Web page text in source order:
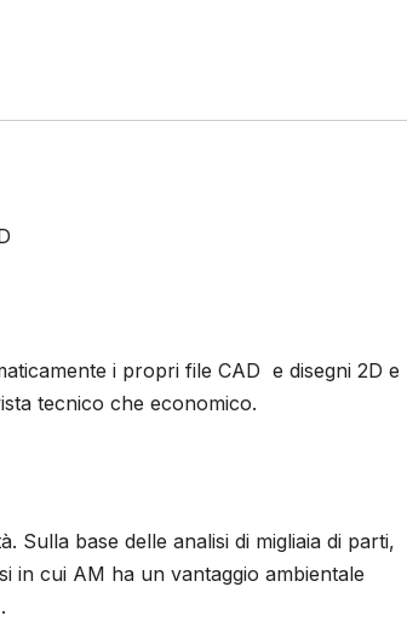
i propri file CAD e disegni 2D e
tecnico che economico.
Sulla base delle analisi di migliaia di parti,
in cui AM ha un vantaggio ambientale